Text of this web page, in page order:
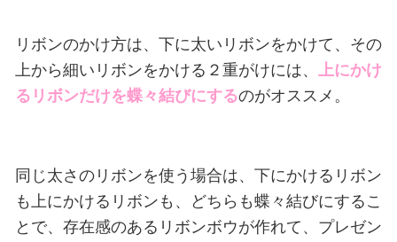
リボンのかけ方は、下に太いリボンをかけて、その
上から細いリボンをかける２重がけには、
上にかけ
るリボンだけを蝶々結びにするのがオススメ。
同じ太さのリボンを使う場合は、下にかけるリボン
も上にかけるリボンも、どちらも蝶々結びにするこ
とで、存在感のあるリボンボウが作れて、プレゼン